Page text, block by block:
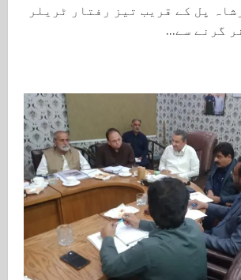
پل کے قریب تیز رفتار ٹریلر
گرنے سے...